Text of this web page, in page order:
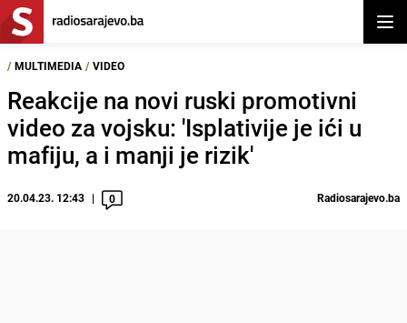
/ MULTIMEDIA / VIDEO
Reakcije na novi ruski promotivni
video za vojsku: 'Isplativije je ići u
mafiju, a i manji je rizik'
20.04.23. 12:43 0 Radiosarajevo.ba